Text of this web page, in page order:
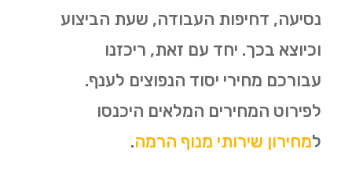
נסיעה, דחיפות העבודה, שעת הביצוע
וכיוצא בכך. יחד עם זאת, ריכזנו
עבורכם מחירי יסוד הנפוצים לענף.
לפירוט המחירים המלאים היכנסו
למחירון שירותי מנוף הרמה.